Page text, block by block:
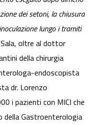
dei setoni, la chiusura
lungo i tramiti
Sala, oltre al dottor
della chirurgia
endoscopista
dr. Lorenzo
i pazienti con MICI che
della Gastroenterologia